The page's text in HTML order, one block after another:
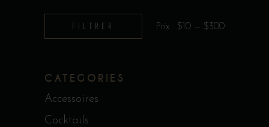
min
max
FILTRER Prix : $10 — $300
CATEGORIES
Accessoires
Cocktails